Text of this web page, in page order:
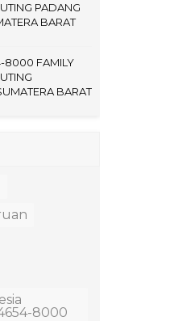
PADANG
BARAT
8000 FAMILY
BARAT
8000